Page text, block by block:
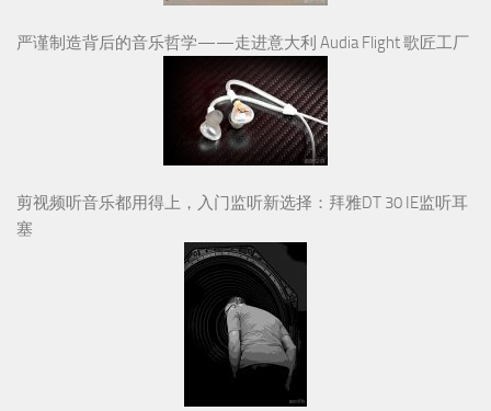
严谨制造背后的音乐哲学——走进意大利 Audia Flight 歌匠工厂
剪视频听音乐都用得上，入门监听新选择：拜雅DT 30 IE监听耳
塞